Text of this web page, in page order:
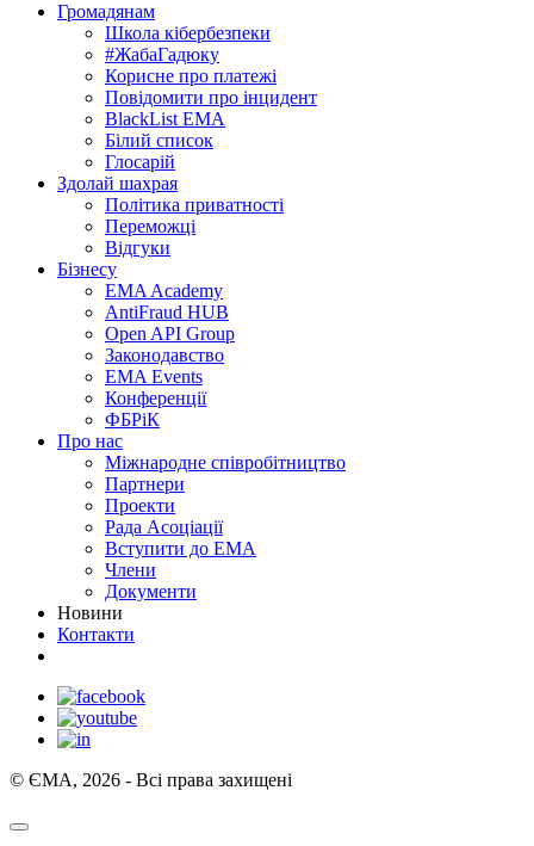
Громадянам
Школа кібербезпеки
#ЖабаГадюку
Корисне про платежі
Повідомити про інцидент
BlackList EMA
Білий список
Глосарій
Здолай шахрая
Політика приватності
Переможцi
Відгуки
Бізнесу
EMA Academy
AntiFraud HUB
Open API Group
Законодавство
EMA Events
Конференції
ФБРіК
Про нас
Міжнародне співробітництво
Партнери
Проекти
Рада Асоціації
Вступити до ЕМА
Члени
Документи
Новини
Контакти
© ЄМА, 2026 - Всі права захищені